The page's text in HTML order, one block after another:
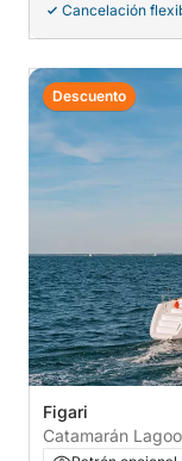
Cancelación
Figari
Descuento